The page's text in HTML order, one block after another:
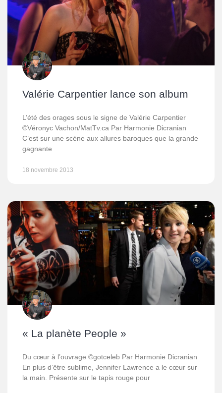
Valérie Carpentier lance son album
L’été des orages sous le signe de Valérie Carpentier
©Véronyc Vachon/MatTv.ca Par Harmonie Dicranian
C’est sur une scène aux allures baroques que la grande
gagnante
18 novembre 2013
« La planète People »
Du cœur à l’ouvrage ©gotceleb Par Harmonie Dicranian
En plus d’être sublime, Jennifer Lawrence a le cœur sur
la main. Présente sur le tapis rouge pour